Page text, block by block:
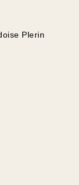
Plerin